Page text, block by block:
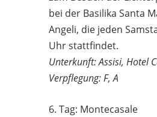
bei der Basilika Santa
Angeli, die jeden
Uhr stattfindet.
Unterkunft: Assisi, Hotel
Verpflegung: F, A
6. Tag: Montecasale